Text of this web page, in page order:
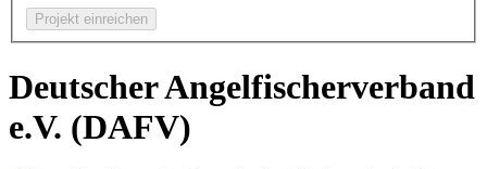
Deutscher Angelfischerverband
e.V. (DAFV)